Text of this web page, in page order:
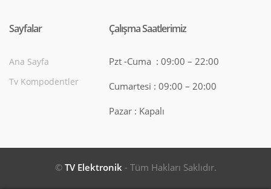
Sayfalar
Ana Sayfa
Tv Kompodentler
Çalışma Saatlerimiz
Pzt -Cuma : 09:00 – 22:00
Cumartesi : 09:00 – 20:00
Pazar : Kapalı
© TV Elektronik- Tüm Hakları Saklıdır.